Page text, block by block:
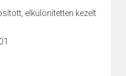
elkülönítetten kezelt